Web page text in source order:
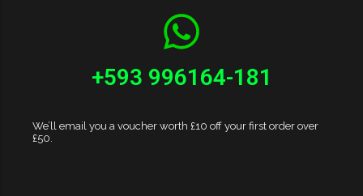
+593 996164-181
We’ll email you a voucher worth £10 off your first order over
£50.